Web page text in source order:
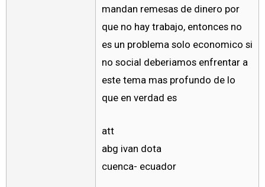
mandan remesas de dinero por
que no hay trabajo, entonces no
es un problema solo economico si
no social deberiamos enfrentar a
este tema mas profundo de lo
que en verdad es
att
abg ivan dota
cuenca- ecuador